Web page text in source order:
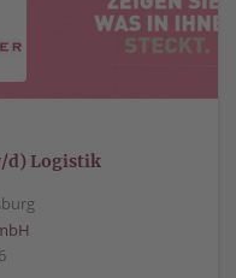
d) Logistik